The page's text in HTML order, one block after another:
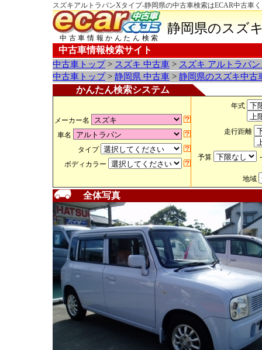
スズキアルトラパンXタイプ-静岡県の中古車検索はECAR中古車
中古車情報かんたん検索
静岡県のスズ
中古車情報検索サイト
中古車トップ> スズキ 中古車 > スズキ アルトラパ
中古車トップ> 静岡県 中古車 > 静岡県のスズキ中古
かんたん検索システム
メーカー名
車名
タイプ
ボディカラー
年式
走行距離
予算
地域
全体写真